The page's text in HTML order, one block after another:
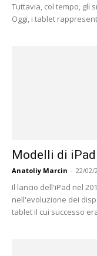
Tuttavia, col tempo, gli
Oggi, i tablet
Modelli di
Anatoliy Marcin - 22/02/
Il lancio dell'iPad nel
nell'evoluzione dei
tablet il cui successo